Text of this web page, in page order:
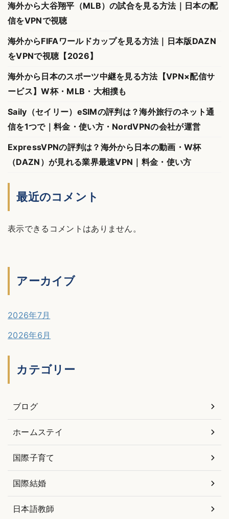
海外から大谷翔平（MLB）の試合を見る方法｜日本の配
信をVPNで視聴
海外からFIFAワールドカップを見る方法｜日本版DAZN
をVPNで視聴【2026】
海外から日本のスポーツ中継を見る方法【VPN×配信サ
ービス】W杯・MLB・大相撲も
Saily（セイリー）eSIMの評判は？海外旅行のネット通
信を1つで｜料金・使い方・NordVPNの会社が運営
ExpressVPNの評判は？海外から日本の動画・W杯
（DAZN）が見れる業界最速VPN｜料金・使い方
最近のコメント
表示できるコメントはありません。
アーカイブ
2026年7月
2026年6月
カテゴリー
ブログ
ホームステイ
国際子育て
国際結婚
日本語教師